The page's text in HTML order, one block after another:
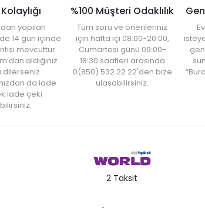
yapılan
14 gün içinde
mevcuttur.
aldığınız
dilerseniz
da iade
iade çeki
%100 Müşteri Odaklılık
Tüm soru ve önerileriniz
için hafta içi 08:00-20:00,
Cumartesi günü 09:00-
18:30 saatleri arasında
0(850) 532 22 22'den bize
ulaşabilirsiniz.
2 Taksit